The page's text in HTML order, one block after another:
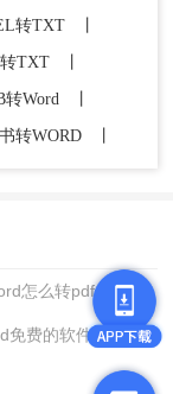
转TXT
TXT
转Word
转WORD
怎么转pdf
免费的软件